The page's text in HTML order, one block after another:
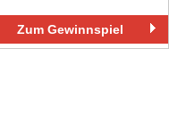
Zum Gewinnspiel